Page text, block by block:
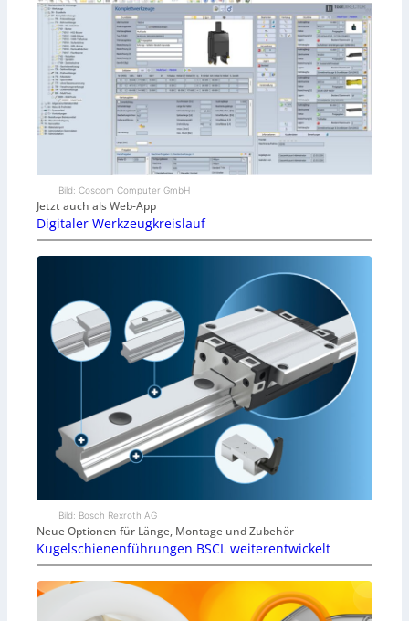
Bild: Coscom Computer GmbH
Jetzt auch als Web-App
Digitaler Werkzeugkreislauf
Bild: Bosch Rexroth AG
Neue Optionen für Länge, Montage und Zubehör
Kugelschienenführungen BSCL weiterentwickelt